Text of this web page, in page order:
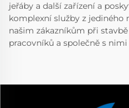
jeřáby a další zařízení a
komplexní služby z
našim zákazníkům při
pracovníků a společně s